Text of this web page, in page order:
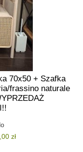
70x50 + Szafka
frassino naturale
zł